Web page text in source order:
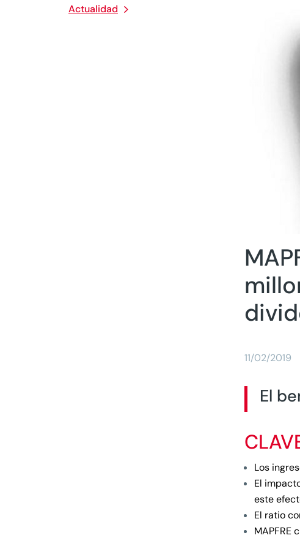
Actualidad
11/02/2019
El
Los
El
este
El ratio
MAPFRE